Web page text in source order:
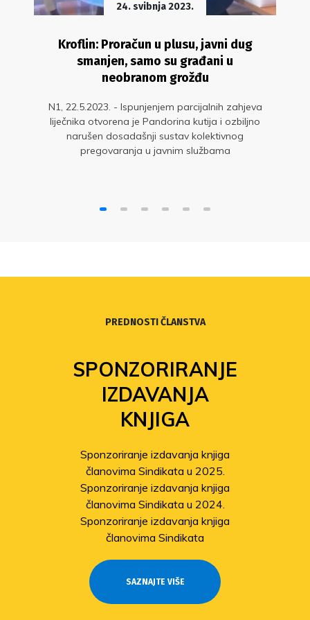
24. svibnja 2023.
Kroflin: Proračun u plusu, javni dug
smanjen, samo su građani u
neobranom grožđu
N1, 22.5.2023. - Ispunjenjem parcijalnih zahjeva
liječnika otvorena je Pandorina kutija i ozbiljno
narušen dosadašnji sustav kolektivnog
pregovaranja u javnim službama
PREDNOSTI ČLANSTVA
SPONZORIRANJE
IZDAVANJA
KNJIGA
Sponzoriranje izdavanja knjiga
članovima Sindikata u 2025.
Sponzoriranje izdavanja knjiga
članovima Sindikata u 2024.
Sponzoriranje izdavanja knjiga
članovima Sindikata
SAZNAJTE VIŠE